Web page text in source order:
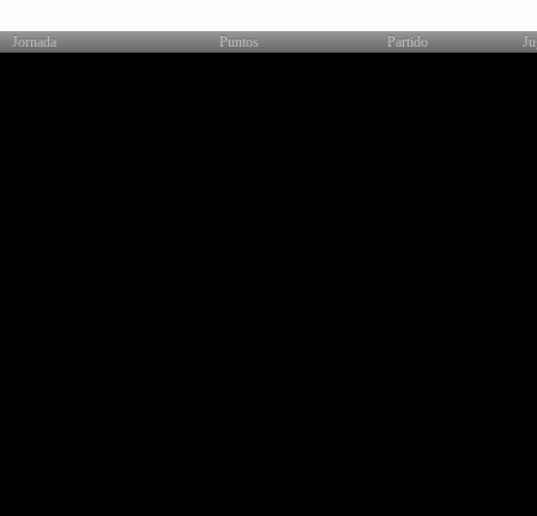
Jornada Puntos Partido